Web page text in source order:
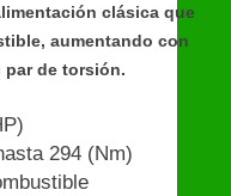
clásica que
aumentando con
de torsión.
294 (Nm)